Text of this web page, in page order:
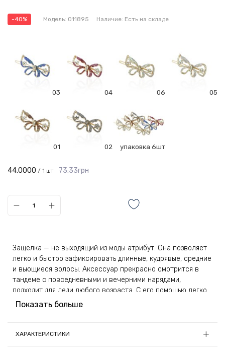
-40% Модель: 011895 Наличие: Есть на складе
03 04 06 05
01 02 упаковка 6шт
73.33грн
44.0000 / 1 шт
Защелка — не выходящий из моды атрибут. Она позволяет
легко и быстро зафиксировать длинные, кудрявые, средние
и вьющиеся волосы. Аксессуар прекрасно смотрится в
тандеме с повседневными и вечерними нарядами,
подходит для леди любого возраста. С его помощью легко
убрать длинную челку и ниспадающие пряди от лица.
Показать больше
ХАРАКТЕРИСТИКИ